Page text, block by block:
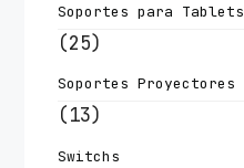
Soportes para Tablets
(25)
Soportes Proyectores
(13)
Switchs